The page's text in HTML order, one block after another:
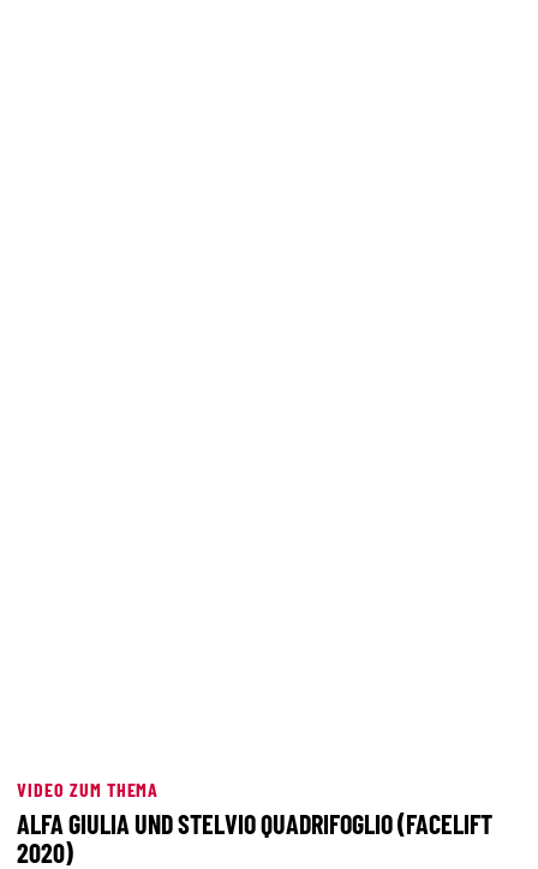
VIDEO ZUM THEMA
ALFA GIULIA UND STELVIO QUADRIFOGLIO (FACELIFT
2020)